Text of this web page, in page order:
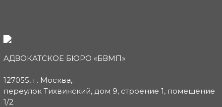
АДВОКАТСКОЕ БЮРО «БВМП»
127055, г. Москва,
переулок Тихвинский, дом 9, строение 1, помещение
1/2